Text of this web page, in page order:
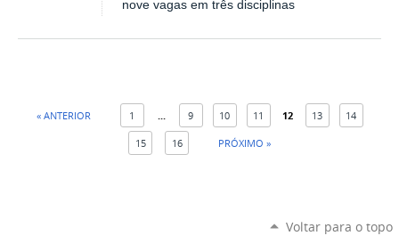
nove vagas em três disciplinas
« ANTERIOR 1 ... 9 10 11 12 13 14
15 16 PRÓXIMO »
Voltar para o topo